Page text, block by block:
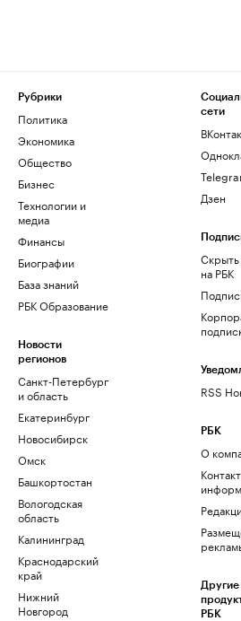
Рубрики
Политика
Экономика
Общество
Бизнес
Технологии и
медиа
Финансы
Биографии
База знаний
РБК Образование
Новости
регионов
Санкт-Петербург
и область
Екатеринбург
Новосибирск
Омск
Башкортостан
Вологодская
область
Калининград
Краснодарский
край
Нижний
Новгород
сети
Дзен
на РБК
RSS
РБК
О
Другие
РБК